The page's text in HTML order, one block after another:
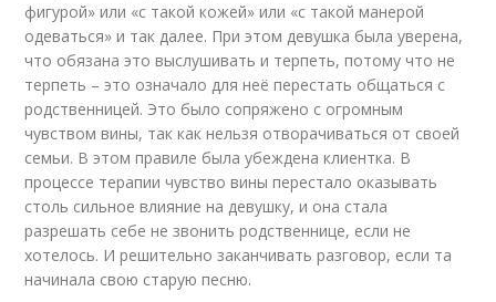
фигурой» или «с такой кожей» или «с такой манерой
одеваться» и так далее. При этом девушка была уверена,
что обязана это выслушивать и терпеть, потому что не
терпеть – это означало для неё перестать общаться с
родственницей. Это было сопряжено с огромным
чувством вины, так как нельзя отворачиваться от своей
семьи. В этом правиле была убеждена клиентка. В
процессе терапии чувство вины перестало оказывать
столь сильное влияние на девушку, и она стала
разрешать себе не звонить родственнице, если не
хотелось. И решительно заканчивать разговор, если та
начинала свою старую песню.